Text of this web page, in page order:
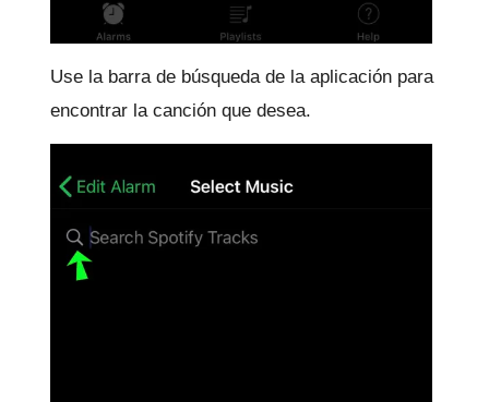
Use la barra de búsqueda de la aplicación para
encontrar la canción que desea.